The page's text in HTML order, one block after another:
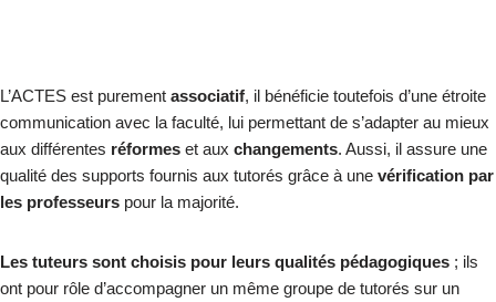
L’ACTES est purement associatif, il bénéficie toutefois d’une étroite
communication avec la faculté, lui permettant de s’adapter au mieux
aux différentes réformes et aux changements. Aussi, il assure une
qualité des supports fournis aux tutorés grâce à une vérification par
les professeurs pour la majorité.
Les tuteurs sont choisis pour leurs qualités pédagogiques ; ils
ont pour rôle d’accompagner un même groupe de tutorés sur un